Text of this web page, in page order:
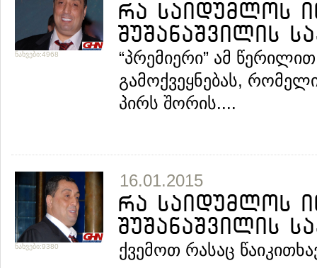
ნახვები:4968
რა საიდუმლოს
შუშანაშვილის
“პრემიერი” ამ
გამოქვეყნებას,
პირს შორის....
ნახვები:9380
16.01.2015
რა საიდუმლოს
შუშანაშვილის
ქვემოთ რასაც